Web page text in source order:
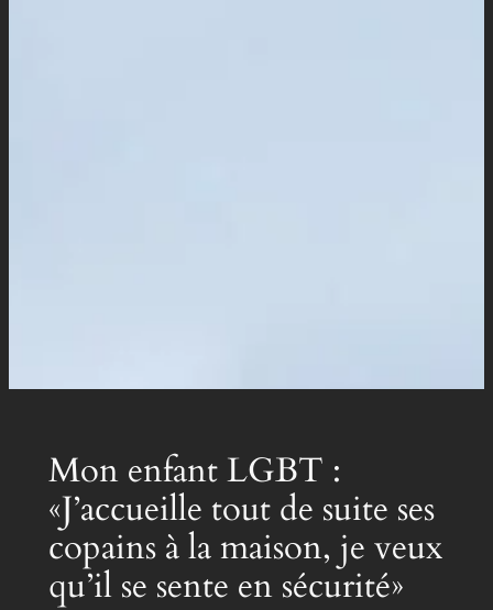
Mon enfant LGBT :
«J’accueille tout de suite ses
copains à la maison, je veux
qu’il se sente en sécurité»